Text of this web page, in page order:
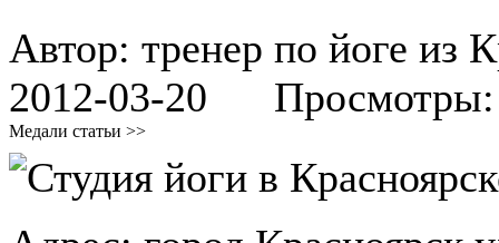
Автор: тренер по йоге из
2012-03-20 Просмотры:
Медали статьи >>